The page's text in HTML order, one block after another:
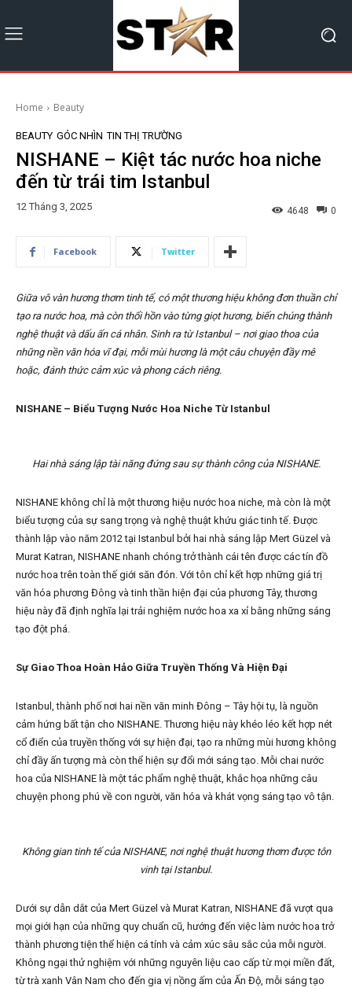
Home Beauty
BEAUTY GÓC NHÌN TIN THỊ TRƯỜNG
NISHANE – Kiệt tác nước hoa niche
đến từ trái tim Istanbul
12 Tháng 3, 2025 0
4648
Facebook Twitter
Giữa vô vàn hương thơm tinh tế, có một thương hiệu không đơn thuần chỉ
tạo ra nước hoa, mà còn thổi hồn vào từng giọt hương, biến chúng thành
nghệ thuật và dấu ấn cá nhân. Sinh ra từ Istanbul – nơi giao thoa của
những nền văn hóa vĩ đại, mỗi mùi hương là một câu chuyện đầy mê
hoặc, đánh thức cảm xúc và phong cách riêng.
NISHANE – Biểu Tượng Nước Hoa Niche Từ Istanbul
Hai nhà sáng lập tài năng đứng sau sự thành công của NISHANE.
NISHANE không chỉ là một thương hiệu nước hoa niche, mà còn là một
biểu tượng của sự sang trọng và nghệ thuật khứu giác tinh tế. Được
thành lập vào năm 2012 tại Istanbul bởi hai nhà sáng lập Mert Güzel và
Murat Katran, NISHANE nhanh chóng trở thành cái tên được các tín đồ
nước hoa trên toàn thế giới săn đón. Với tôn chỉ kết hợp những giá trị
văn hóa phương Đông và tinh thần hiện đại của phương Tây, thương
hiệu này đã định nghĩa lại trải nghiệm nước hoa xa xỉ bằng những sáng
tạo đột phá.
Sự Giao Thoa Hoàn Hảo Giữa Truyền Thống Và Hiện Đại
Istanbul, thành phố nơi hai nền văn minh Đông – Tây hội tụ, là nguồn
cảm hứng bất tận cho NISHANE. Thương hiệu này khéo léo kết hợp nét
cổ điển của truyền thống với sự hiện đại, tạo ra những mùi hương không
chỉ đầy ấn tượng mà còn thể hiện sự đổi mới sáng tạo. Mỗi chai nước
hoa của NISHANE là một tác phẩm nghệ thuật, khắc họa những câu
chuyện phong phú về con người, văn hóa và khát vọng sáng tạo vô tận.
Không gian tinh tế của NISHANE, nơi nghệ thuật hương thơm được tôn
vinh tại Istanbul.
Dưới sự dẫn dắt của Mert Güzel và Murat Katran, NISHANE đã vượt qua
mọi giới hạn của những quy chuẩn cũ, hướng đến việc làm nước hoa trở
thành phương tiện thể hiện cá tính và cảm xúc sâu sắc của mỗi người.
Không ngại thử nghiệm với những nguyên liệu cao cấp từ mọi miền đất,
từ trà xanh Vân Nam cho đến gia vị nồng ấm của Ấn Độ, mỗi sáng tạo